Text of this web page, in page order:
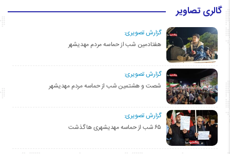
گالری تصاویر
گزارش تصویری:
هفتادمین شب از حماسه مردم مهدیشهر
گزارش تصویری:
شصت و هشتمین شب از حماسه مردم مهدیشهر
گزارش تصویری:
۶۵ شب از حماسه مهدیشهری ها گذشت